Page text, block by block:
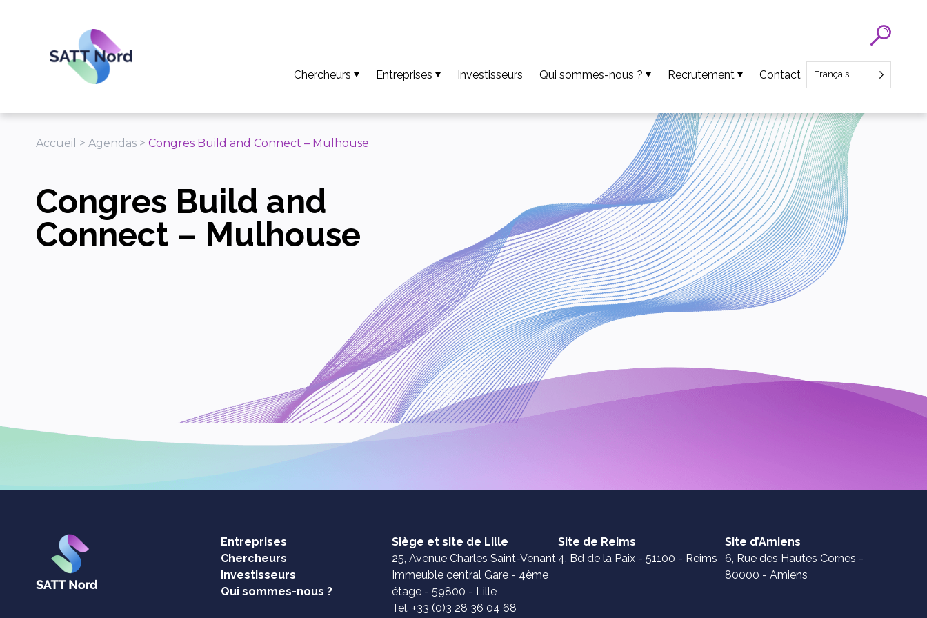
Chercheurs
Télécharger le guide et les fiches chercheurs
Appels à projets / AMI
Entreprises Investisseurs Qui sommes-nous ?
Projets Européens
Nos actualités
Téléchargements
Recrutement
Recrutement CEO Startup
Contact Français
Accueil > Agendas > Congres Build and Connect – Mulhouse
Congres Build and
Connect – Mulhouse
Entreprises
Chercheurs
Investisseurs
Qui sommes-nous ?
Siège et site de Lille
25, Avenue Charles Saint-Venant
Immeuble central Gare - 4ème
étage - 59800 - Lille
Tel. +33 (0)3 28 36 04 68
Site de Reims
4, Bd de la Paix - 51100 - Reims
Site d’Amiens
6, Rue des Hautes Cornes -
80000 - Amiens